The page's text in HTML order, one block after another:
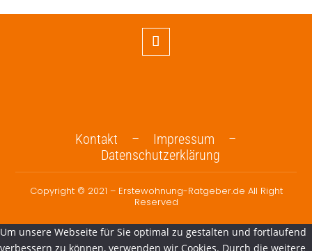
Kontakt – Impressum –
Datenschutzerklärung
Copyright © 2021 – Erstewohnung-Ratgeber.de All Right
Reserved
Um unsere Webseite für Sie optimal zu gestalten und fortlaufend
verbessern zu können, verwenden wir Cookies. Durch die weitere